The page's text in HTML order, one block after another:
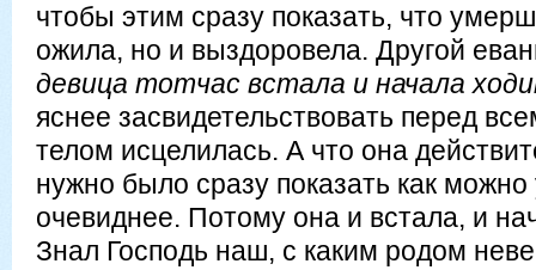
чтобы этим сразу показать, что
ожила, но и выздоровела. Другой
девица тотчас встала и начала
яснее засвидетельствовать перед
телом исцелилась. А что она
нужно было сразу показать как
очевиднее. Потому она и встала, и
Знал Господь наш, с каким родом